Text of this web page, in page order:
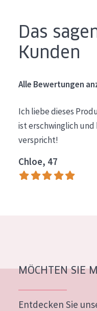
HAUTTYP
Normale bis
Reife Haut
Der Sonne
ALTER
Das
Kunden
Alle Bewertungen
Ich liebe dieses
ist erschwinglich und
verspricht!
Chloe, 47
MÖCHTEN SIE
Entdecken Sie